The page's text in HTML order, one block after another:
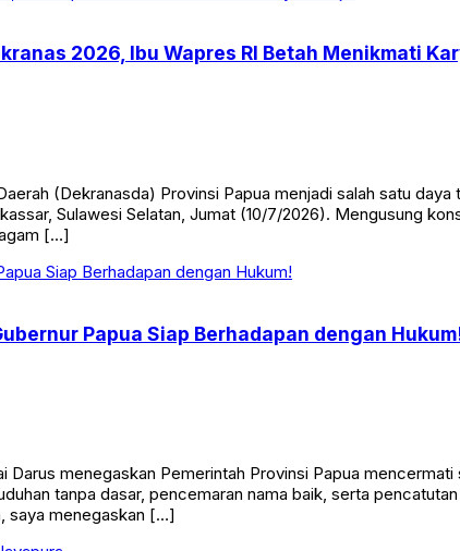
2026, Ibu Wapres RI Betah Menikmati
(Dekranasda) Provinsi Papua menjadi salah satu
Sulawesi Selatan, Jumat (10/7/2026). Mengusung
[…]
Papua Siap Berhadapan dengan
menegaskan Pemerintah Provinsi Papua
tanpa dasar, pencemaran nama baik, serta
saya menegaskan […]